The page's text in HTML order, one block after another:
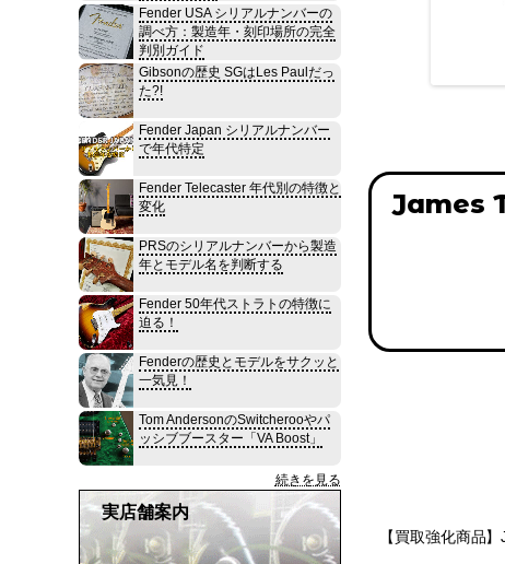
James
【買取強化商品
Fender USA シリアルナンバーの
調べ方：製造年・刻印場所の完全
判別ガイド
Gibsonの歴史 SGはLes Paulだっ
た?!
Fender Japan シリアルナンバー
で年代特定
Fender Telecaster 年代別の特徴と
変化
PRSのシリアルナンバーから製造
年とモデル名を判断する
Fender 50年代ストラトの特徴に
迫る！
Fenderの歴史とモデルをサクッと
一気見！
Tom AndersonのSwitcherooやパ
ッシブブースター「VA Boost」
続きを見る
実店舗案内